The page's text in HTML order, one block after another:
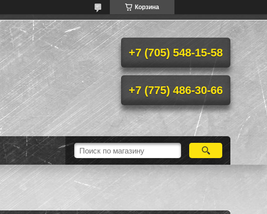
Корзина
+7 (705) 548-15-58
+7 (775) 486-30-66